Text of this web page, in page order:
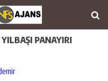
PANAYIRI